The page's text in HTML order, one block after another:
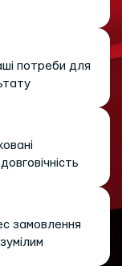
потреби для
замовлення